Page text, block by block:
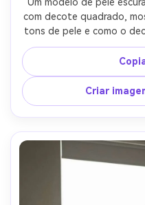
com decote quadrado,
tons de pele e como o
jóias mínimas;
luz suave direcional com
f/1.2, retrato corporal
equilíbrio de branco
visualização de
naturalmente
Criar